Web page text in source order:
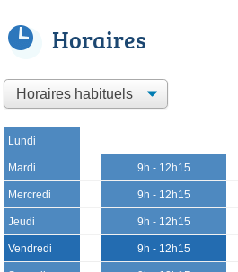
Horaires
Lundi
Mardi 9h - 12h15
Mercredi 9h - 12h15
Jeudi 9h - 12h15
Vendredi 9h - 12h15